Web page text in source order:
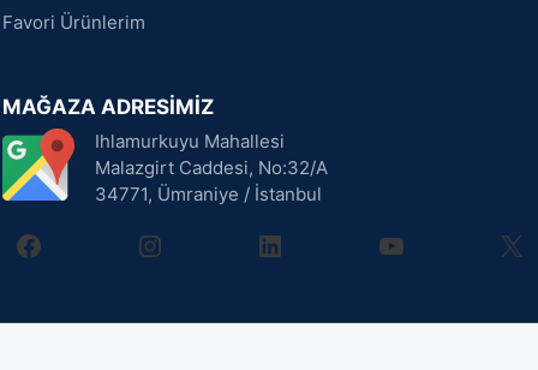
Favori Ürünlerim
MAĞAZA ADRESİMİZ
Ihlamurkuyu Mahallesi
Malazgirt Caddesi, No:32/A
34771, Ümraniye / İstanbul
facebookinstagramlinkedin youtube X